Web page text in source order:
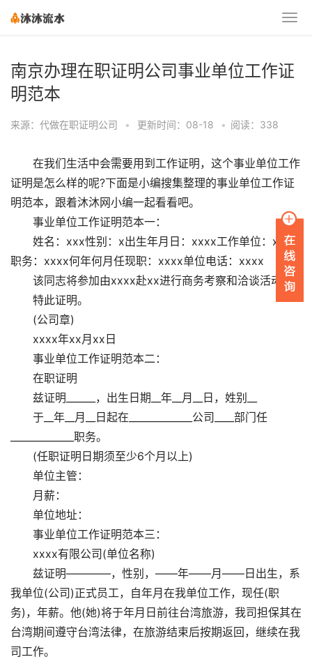
南京办理在职证明公司事业单位工作证
明范本
来源：代做在职证明公司 • 更新时间：08-18 • 阅读：338
在我们生活中会需要用到工作证明，这个事业单位工作
证明是怎么样的呢?下面是小编搜集整理的事业单位工作证
明范本，跟着沐沐网小编一起看看吧。
事业单位工作证明范本一：
姓名：xxx性别：x出生年月日：xxxx工作单位：xxxx
职务：xxxx何年何月任现职：xxxx单位电话：xxxx
该同志将参加由xxxx赴xx进行商务考察和洽谈活动。
特此证明。
(公司章)
xxxx年xx月xx日
事业单位工作证明范本二：
在职证明
兹证明______，出生日期__年__月__日，姓别__
于__年__月__日起在_____________公司____部门任
_____________职务。
(任职证明日期须至少6个月以上)
单位主管：
月薪：
单位地址：
事业单位工作证明范本三：
xxxx有限公司(单位名称)
兹证明————，性别，——年——月——日出生，系
我单位(公司)正式员工，自年月在我单位工作，现任(职
务)，年薪。他(她)将于年月日前往台湾旅游，我司担保其在
台湾期间遵守台湾法律，在旅游结束后按期返回，继续在我
司工作。